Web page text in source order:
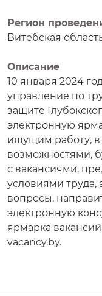
Регион
Витебская
Описание
10 января 2024
управление по
защите
электронную
ищущим работу,
возможностями,
с вакансиями,
условиями труда,
вопросы,
электронную
ярмарка
vacancy.by.